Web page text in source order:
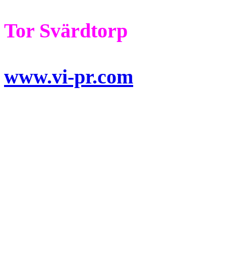
Tor Svärdtorp
www.vi-pr.com